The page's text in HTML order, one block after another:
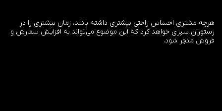
هرچه مشتری احساس راحتی بیشتری داشته باشد، زمان بیشتری را در
رستوران سپری خواهد کرد که این موضوع می‌تواند به افزایش سفارش و
فروش منجر شود.